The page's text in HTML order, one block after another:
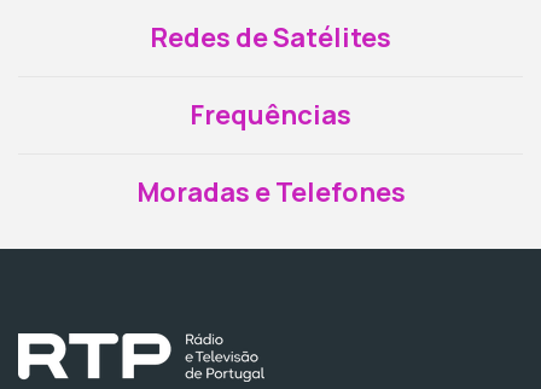
Redes de Satélites
Frequências
Moradas e Telefones